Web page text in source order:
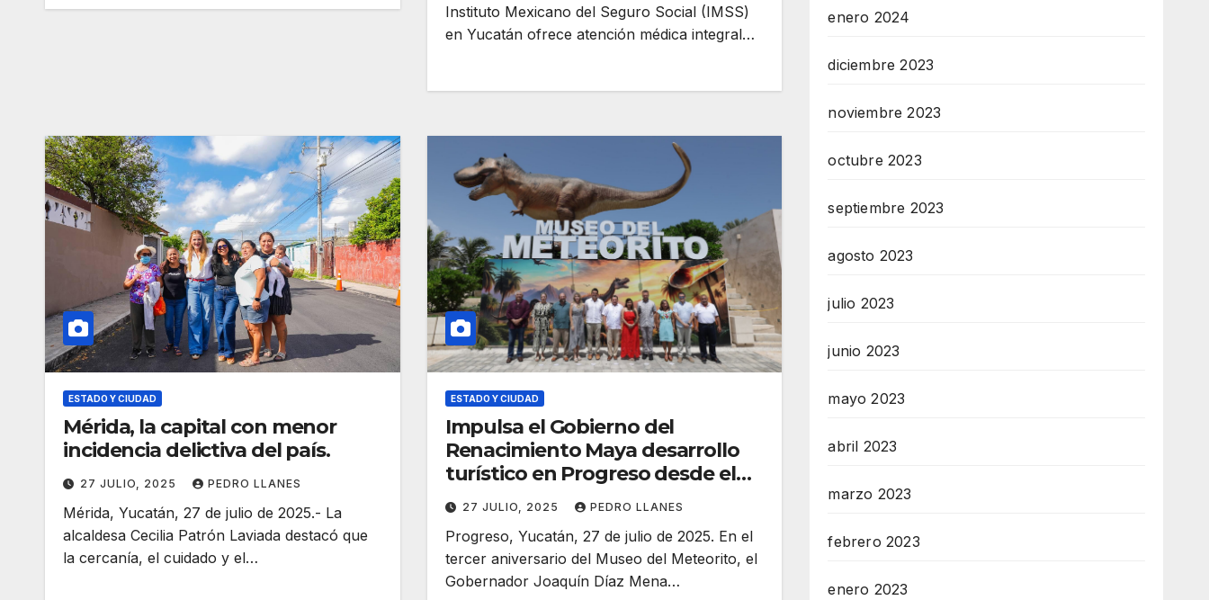
Instituto Mexicano del Seguro Social (IMSS)
en Yucatán ofrece atención médica integral…
ESTADO Y CIUDAD
Mérida, la capital con menor
incidencia delictiva del país.
27 JULIO, 2025 PEDRO LLANES
Mérida, Yucatán, 27 de julio de 2025.- La
alcaldesa Cecilia Patrón Laviada destacó que
la cercanía, el cuidado y el…
ESTADO Y CIUDAD
Impulsa el Gobierno del
Renacimiento Maya desarrollo
turístico en Progreso desde el
Museo del Meteorito
27 JULIO, 2025 PEDRO LLANES
Progreso, Yucatán, 27 de julio de 2025. En el
tercer aniversario del Museo del Meteorito, el
Gobernador Joaquín Díaz Mena…
enero 2024
diciembre 2023
noviembre 2023
octubre 2023
septiembre 2023
agosto 2023
julio 2023
junio 2023
mayo 2023
abril 2023
marzo 2023
febrero 2023
enero 2023